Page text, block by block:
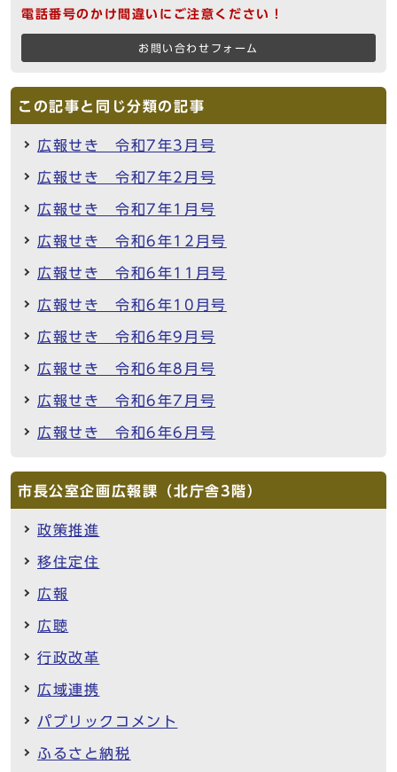
電話番号のかけ間違いにご注意ください！
お問い合わせフォーム
この記事と同じ分類の記事
広報せき 令和7年3月号
広報せき 令和7年2月号
広報せき 令和7年1月号
広報せき 令和6年12月号
広報せき 令和6年11月号
広報せき 令和6年10月号
広報せき 令和6年9月号
広報せき 令和6年8月号
広報せき 令和6年7月号
広報せき 令和6年6月号
市長公室企画広報課（北庁舎3階）
政策推進
移住定住
広報
広聴
行政改革
広域連携
パブリックコメント
ふるさと納税